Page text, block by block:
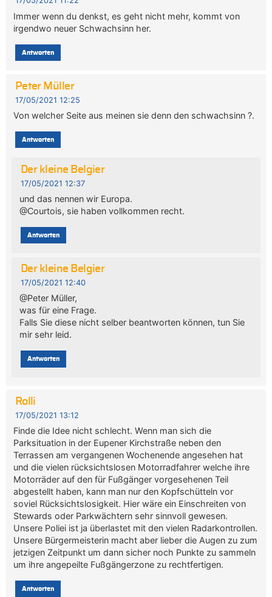
Immer wenn du denkst, es geht nicht mehr, kommt von
irgendwo neuer Schwachsinn her.
Antworten
Peter Müller
17/05/2021 12:25
Von welcher Seite aus meinen sie denn den schwachsinn ?.
Antworten
Der kleine Belgier
17/05/2021 12:37
und das nennen wir Europa.
@Courtois, sie haben vollkommen recht.
Antworten
Der kleine Belgier
17/05/2021 12:40
@Peter Müller,
was für eine Frage.
Falls Sie diese nicht selber beantworten können, tun Sie
mir sehr leid.
Antworten
Rolli
17/05/2021 13:12
Finde die Idee nicht schlecht. Wenn man sich die
Parksituation in der Eupener Kirchstraße neben den
Terrassen am vergangenen Wochenende angesehen hat
und die vielen rücksichtslosen Motorradfahrer welche ihre
Motorräder auf den für Fußgänger vorgesehenen Teil
abgestellt haben, kann man nur den Kopfschütteln vor
soviel Rücksichtslosigkeit. Hier wäre ein Einschreiten von
Stewards oder Parkwächtern sehr sinnvoll gewesen.
Unsere Poliei ist ja überlastet mit den vielen Radarkontrollen.
Unsere Bürgermeisterin macht aber lieber die Augen zu zum
jetzigen Zeitpunkt um dann sicher noch Punkte zu sammeln
um ihre angepeilte Fußgängerzone zu rechtfertigen.
Antworten